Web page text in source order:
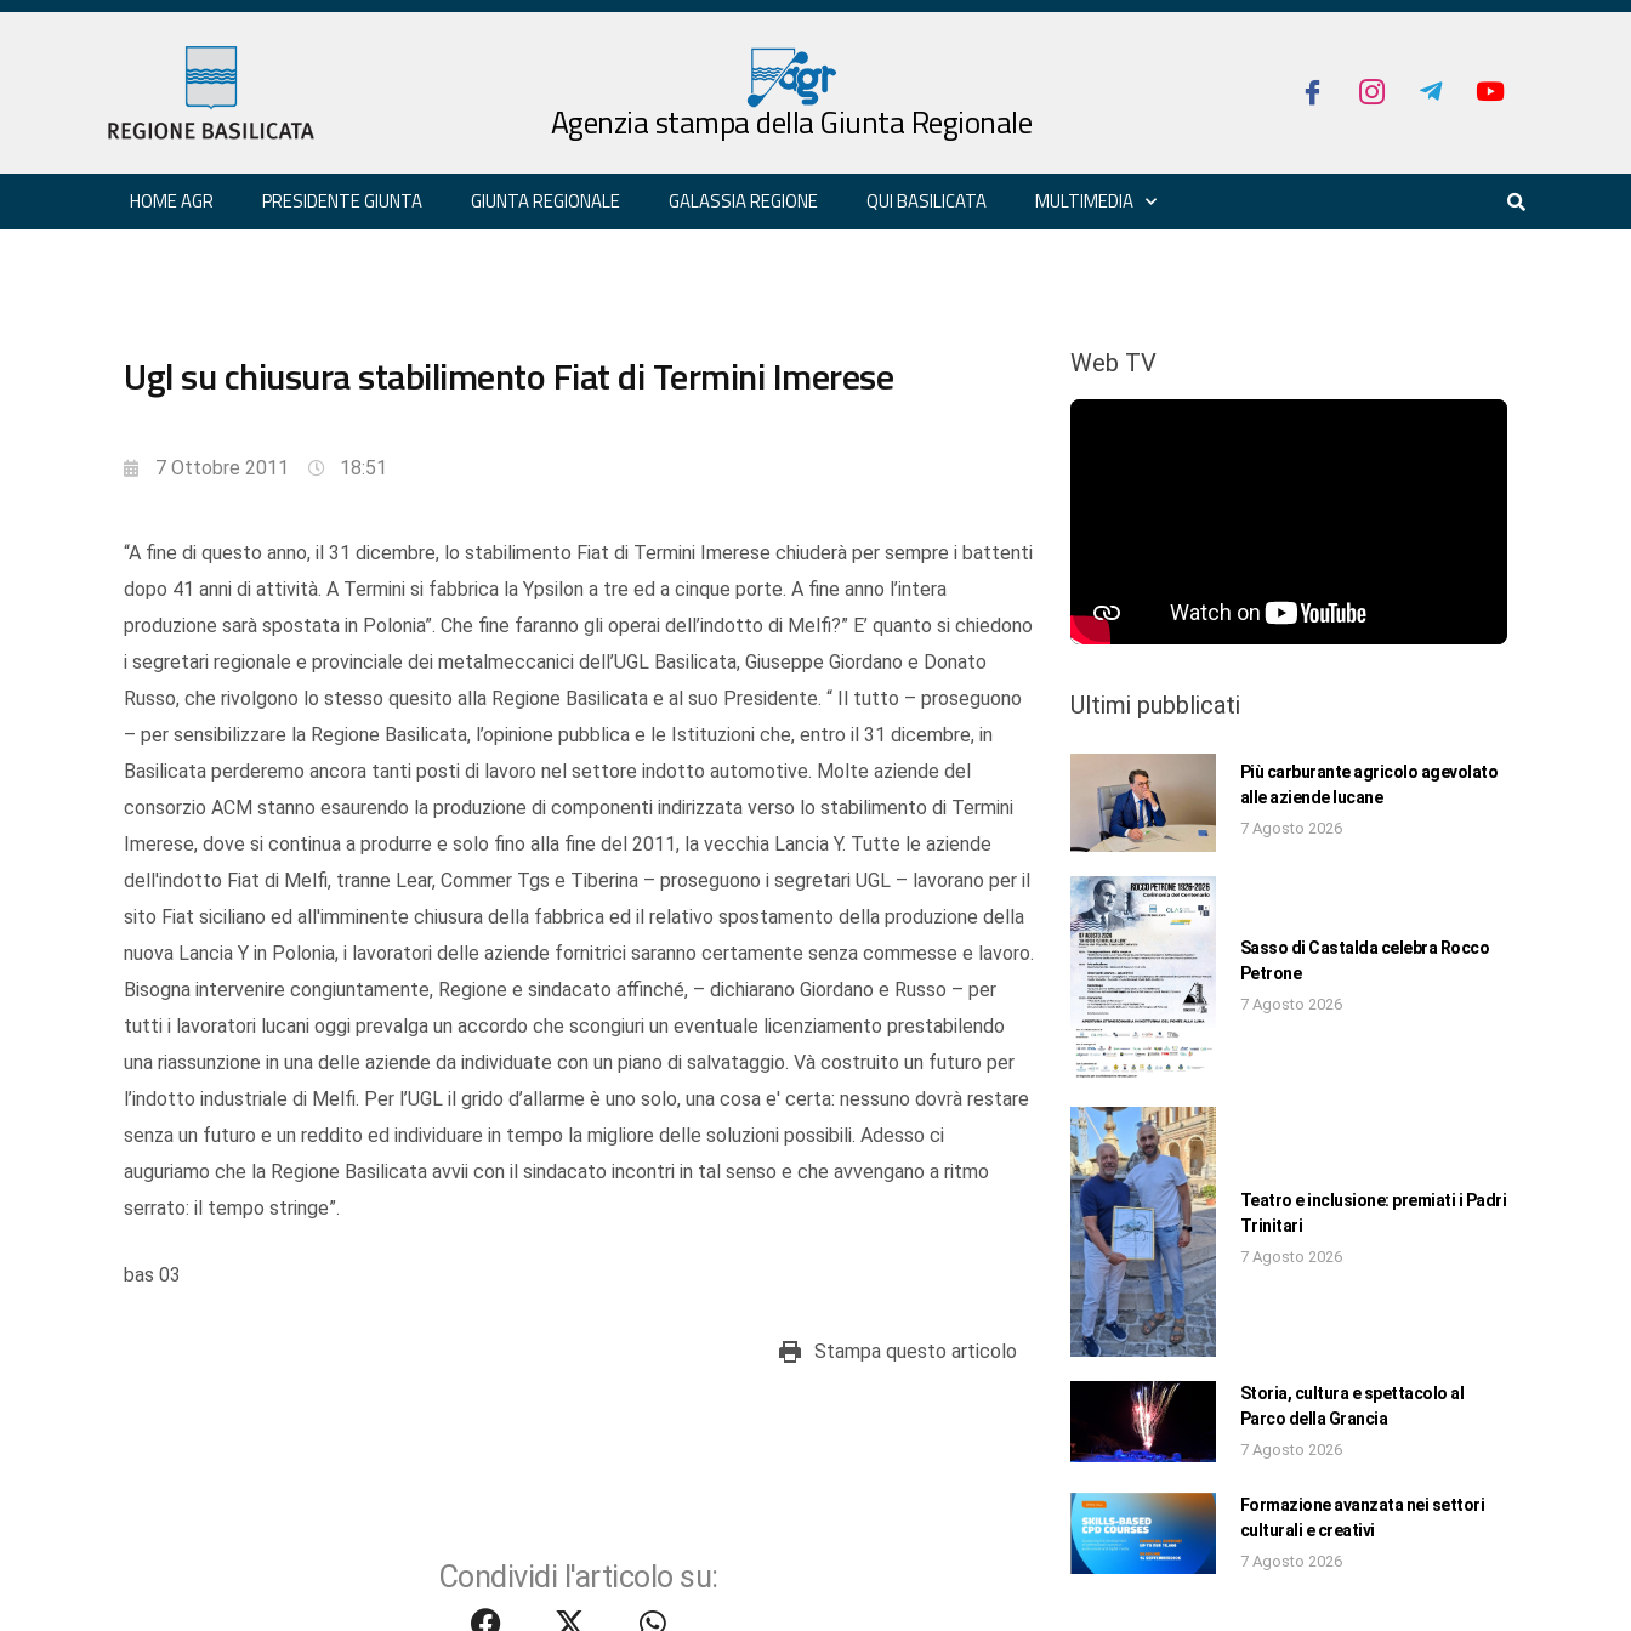
Agenzia stampa della Giunta Regionale
HOME AGR PRESIDENTE GIUNTA GIUNTA REGIONALE GALASSIA REGIONE QUI BASILICATA MULTIMEDIA
Ugl su chiusura stabilimento Fiat di Termini Imerese
7 Ottobre 2011 18:51
“A fine di questo anno, il 31 dicembre, lo stabilimento Fiat di Termini Imerese chiuderà per sempre i battenti
dopo 41 anni di attività. A Termini si fabbrica la Ypsilon a tre ed a cinque porte. A fine anno l’intera
produzione sarà spostata in Polonia”. Che fine faranno gli operai dell’indotto di Melfi?” E’ quanto si chiedono
i segretari regionale e provinciale dei metalmeccanici dell’UGL Basilicata, Giuseppe Giordano e Donato
Russo, che rivolgono lo stesso quesito alla Regione Basilicata e al suo Presidente. “ Il tutto – proseguono
– per sensibilizzare la Regione Basilicata, l’opinione pubblica e le Istituzioni che, entro il 31 dicembre, in
Basilicata perderemo ancora tanti posti di lavoro nel settore indotto automotive. Molte aziende del
consorzio ACM stanno esaurendo la produzione di componenti indirizzata verso lo stabilimento di Termini
Imerese, dove si continua a produrre e solo fino alla fine del 2011, la vecchia Lancia Y. Tutte le aziende
dell'indotto Fiat di Melfi, tranne Lear, Commer Tgs e Tiberina – proseguono i segretari UGL – lavorano per il
sito Fiat siciliano ed all'imminente chiusura della fabbrica ed il relativo spostamento della produzione della
nuova Lancia Y in Polonia, i lavoratori delle aziende fornitrici saranno certamente senza commesse e lavoro.
Bisogna intervenire congiuntamente, Regione e sindacato affinché, – dichiarano Giordano e Russo – per
tutti i lavoratori lucani oggi prevalga un accordo che scongiuri un eventuale licenziamento prestabilendo
una riassunzione in una delle aziende da individuate con un piano di salvataggio. Và costruito un futuro per
l’indotto industriale di Melfi. Per l’UGL il grido d’allarme è uno solo, una cosa e' certa: nessuno dovrà restare
senza un futuro e un reddito ed individuare in tempo la migliore delle soluzioni possibili. Adesso ci
auguriamo che la Regione Basilicata avvii con il sindacato incontri in tal senso e che avvengano a ritmo
serrato: il tempo stringe”.
bas 03
Stampa questo articolo
Condividi l'articolo su:
Web TV
Ultimi pubblicati
Più carburante agricolo agevolato
alle aziende lucane
7 Agosto 2026
Sasso di Castalda celebra Rocco
Petrone
7 Agosto 2026
Teatro e inclusione: premiati i Padri
Trinitari
7 Agosto 2026
Storia, cultura e spettacolo al
Parco della Grancia
7 Agosto 2026
Formazione avanzata nei settori
culturali e creativi
7 Agosto 2026